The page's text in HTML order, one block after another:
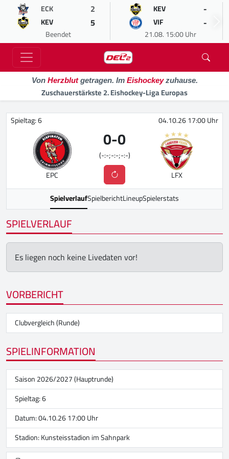
ECK 2
KEV 5
Beendet
KEV -
VIF -
21.08. 15:00 Uhr
Von Herzblutgetragen. Im Eishockeyzuhause.
Zuschauerstärkste 2. Eishockey-Liga Europas
Spieltag: 6 04.10.26 17:00 Uhr
EPC
0-0
(-:-;-:-;-:-)
LFX
SpielverlaufSpielberichtLineupSpielerstats
SPIELVERLAUF
Es liegen noch keine Livedaten vor!
VORBERICHT
Clubvergleich (Runde)
SPIELINFORMATION
Saison 2026/2027 (Hauptrunde)
Spieltag: 6
Datum: 04.10.26 17:00 Uhr
Stadion:Kunsteisstadion im Sahnpark